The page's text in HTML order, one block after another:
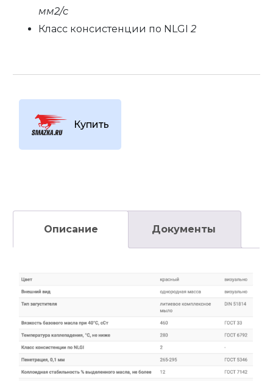
мм2/с
Класс консистенции по NLGI2
Купить
Описание Документы